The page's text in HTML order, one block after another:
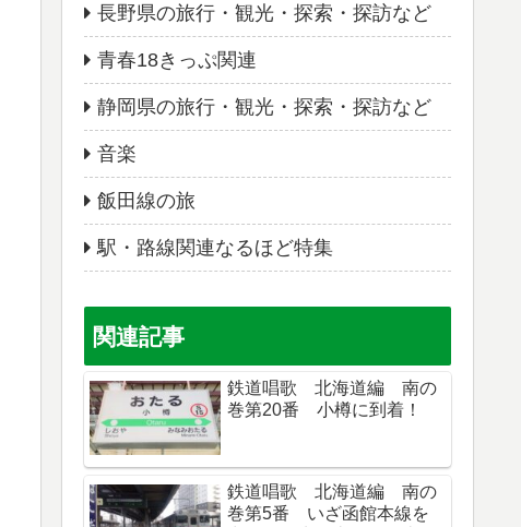
長野県の旅行・観光・探索・探訪など
青春18きっぷ関連
静岡県の旅行・観光・探索・探訪など
音楽
飯田線の旅
駅・路線関連なるほど特集
関連記事
鉄道唱歌 北海道編 南の
巻第20番 小樽に到着！
鉄道唱歌 北海道編 南の
巻第5番 いざ函館本線を